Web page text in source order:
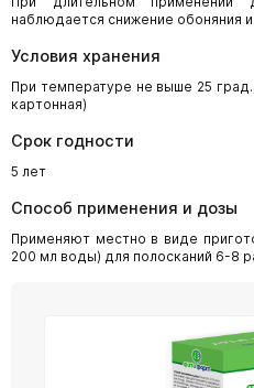
наблюдается снижение обоняния
Условия хранения
При температуре не выше 25
картонная)
Срок годности
5 лет
Способ применения и дозы
Применяют местно в виде
200 мл воды) для полосканий 6-8